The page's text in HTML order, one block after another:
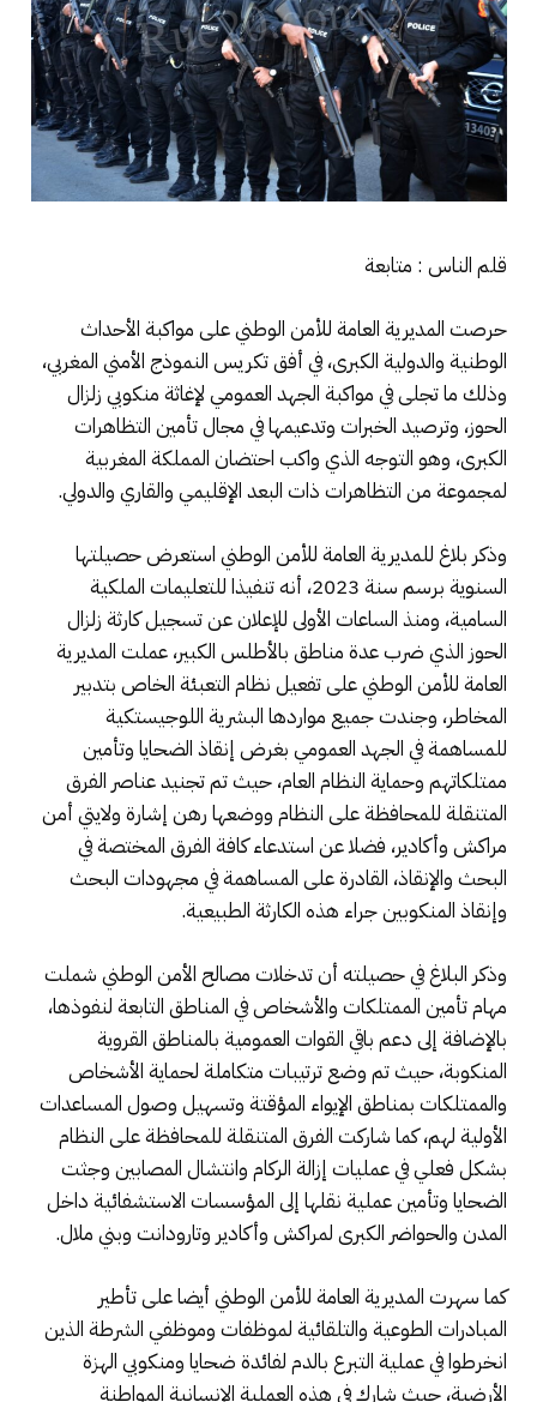
قلم الناس : متابعة
حرصت المديرية العامة للأمن الوطني على مواكبة الأحداث
الوطنية والدولية الكبرى، في أفق تكريس النموذج الأمني المغربي،
وذلك ما تجلى في مواكبة الجهد العمومي لإغاثة منكوبي زلزال
الحوز، وترصيد الخبرات وتدعيمها في مجال تأمين التظاهرات
الكبرى، وهو التوجه الذي واكب احتضان المملكة المغربية
لمجموعة من التظاهرات ذات البعد الإقليمي والقاري والدولي.
وذكر بلاغ للمديرية العامة للأمن الوطني استعرض حصيلتها
السنوية برسم سنة 2023، أنه تنفيذا للتعليمات الملكية
السامية، ومنذ الساعات الأولى للإعلان عن تسجيل كارثة زلزال
الحوز الذي ضرب عدة مناطق بالأطلس الكبير، عملت المديرية
العامة للأمن الوطني على تفعيل نظام التعبئة الخاص بتدبير
المخاطر، وجندت جميع مواردها البشرية اللوجيستكية
للمساهمة في الجهد العمومي بغرض إنقاذ الضحايا وتأمين
ممتلكاتهم وحماية النظام العام، حيث تم تجنيد عناصر الفرق
المتنقلة للمحافظة على النظام ووضعها رهن إشارة ولايتي أمن
مراكش وأكادير، فضلا عن استدعاء كافة الفرق المختصة في
البحث والإنقاذ، القادرة على المساهمة في مجهودات البحث
وإنقاذ المنكوبين جراء هذه الكارثة الطبيعية.
وذكر البلاغ في حصيلته أن تدخلات مصالح الأمن الوطني شملت
مهام تأمين الممتلكات والأشخاص في المناطق التابعة لنفوذها،
بالإضافة إلى دعم باقي القوات العمومية بالمناطق القروية
المنكوبة، حيث تم وضع ترتيبات متكاملة لحماية الأشخاص
والممتلكات بمناطق الإيواء المؤقتة وتسهيل وصول المساعدات
الأولية لهم، كما شاركت الفرق المتنقلة للمحافظة على النظام
بشكل فعلي في عمليات إزالة الركام وانتشال المصابين وجثت
الضحايا وتأمين عملية نقلها إلى المؤسسات الاستشفائية داخل
المدن والحواضر الكبرى لمراكش وأكادير وتارودانت وبني ملال.
كما سهرت المديرية العامة للأمن الوطني أيضا على تأطير
المبادرات الطوعية والتلقائية لموظفات وموظفي الشرطة الذين
انخرطوا في عملية التبرع بالدم لفائدة ضحايا ومنكوبي الهزة
الأرضية، حيث شارك في هذه العملية الإنسانية المواطنة